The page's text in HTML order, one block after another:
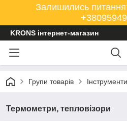
Залишились
KRONS інтернет-магазин
Групи товарів
Термометри, тепловізори